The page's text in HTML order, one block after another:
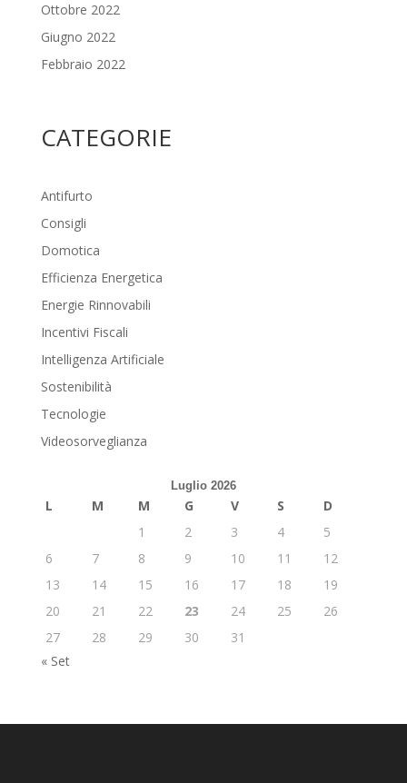
Ottobre 2022
Giugno 2022
Febbraio 2022
CATEGORIE
Antifurto
Consigli
Domotica
Efficienza Energetica
Energie Rinnovabili
Incentivi Fiscali
Intelligenza Artificiale
Sostenibilità
Tecnologie
Videosorveglianza
Luglio 2026
L M M G V S
D
1
2 3 4
5
6
7 8 9 10 11
12
13
14 15 16 17 18
19
20
21 22 23 24 25
26
27
28 29 30
31
« Set